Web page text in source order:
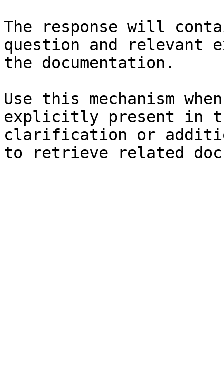
The response will
question and relevant
the documentation.
Use this mechanism
explicitly present in
clarification or